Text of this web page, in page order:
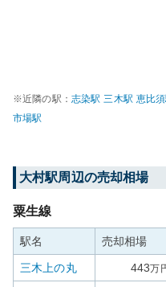
※近隣の駅： 志染駅 三木駅 恵比須
市場駅
大村駅周辺の売却相場
粟生線
駅名 売却相場
三木上の丸 443万